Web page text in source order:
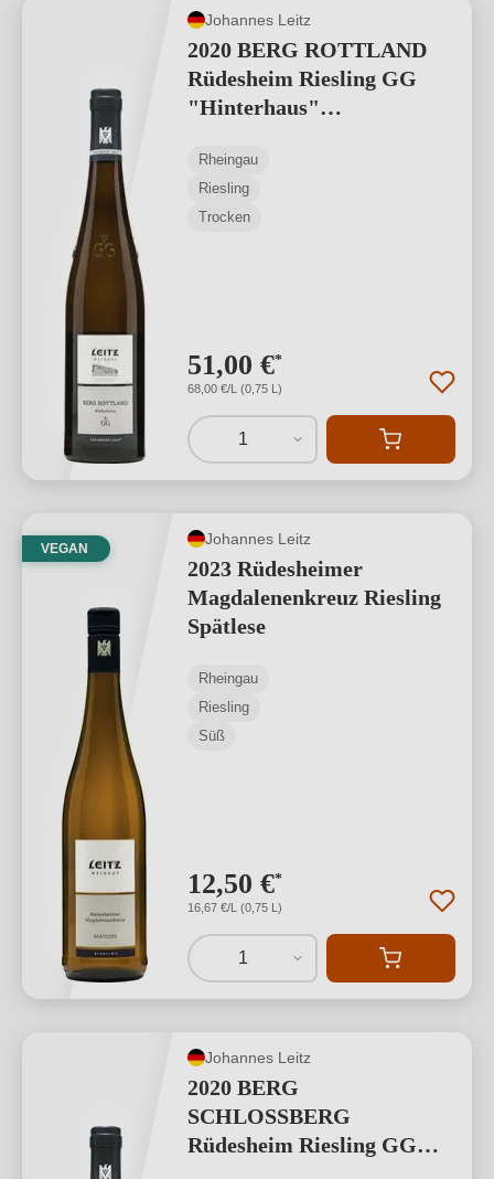
Johannes Leitz
2020 BERG ROTTLAND
Rüdesheim Riesling GG
"Hinterhaus"
GEWÄCHS
Rheingau
Riesling
Trocken
51,00 €*
68,00 €/L (0,75 L)
1
VEGAN
Johannes Leitz
2023 Rüdesheimer
Magdalenenkreuz Riesling
Spätlese
Rheingau
Riesling
Süß
12,50 €*
16,67 €/L (0,75 L)
1
Johannes Leitz
2020 BERG
SCHLOSSBERG
Rüdesheim Riesling GG